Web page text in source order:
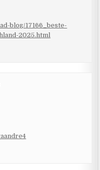
blog/17166_beste-
2025.html